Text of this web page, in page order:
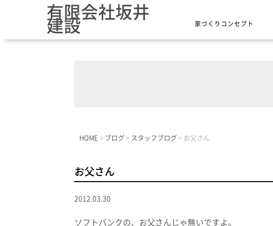
有限会社坂井
建設 家づくりコンセプト
HOME > ブログ > スタッフブログ > お父さん
お父さん
2012.03.30
ソフトバンクの、お父さんじゃ無いですよ。